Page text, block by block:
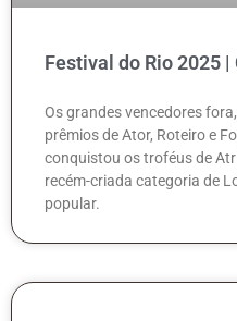
Festival do Rio 2025
Os grandes vencedores
prêmios de Ator, Roteiro e
conquistou os troféus de
recém-criada categoria de
popular.